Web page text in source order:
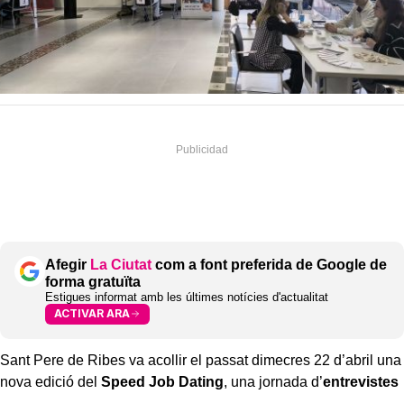
Afegir La Ciutat com a font preferida de Google de
forma gratuïta
Estigues informat amb les últimes notícies d'actualitat
ACTIVAR ARA
Sant Pere de Ribes va acollir el passat dimecres 22 d’abril una
nova edició del Speed Job Dating, una jornada d’entrevistes